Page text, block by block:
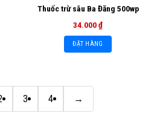
Thuốc trừ sâu Ba Đăng 500wp
34.000₫
ĐẶT HÀNG
3 4 →